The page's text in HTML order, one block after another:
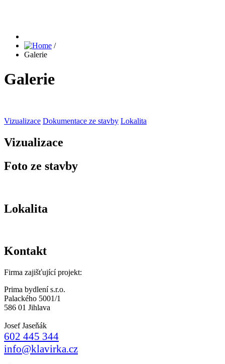
/
Galerie
Galerie
Vizualizace Dokumentace ze stavby Lokalita
Vizualizace
Foto ze stavby
Lokalita
Kontakt
Firma zajišťující projekt:
Prima bydlení s.r.o.
Palackého 5001/1
586 01 Jihlava
Josef Jaseňák
602 445 344
info@klavirka.cz